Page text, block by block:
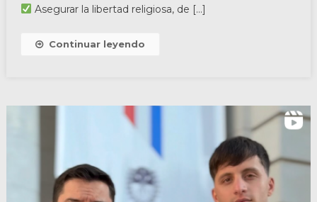
Asegurar la libertad religiosa, de […]
Continuar leyendo